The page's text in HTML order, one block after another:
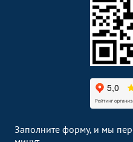
Заполните форму, и мы